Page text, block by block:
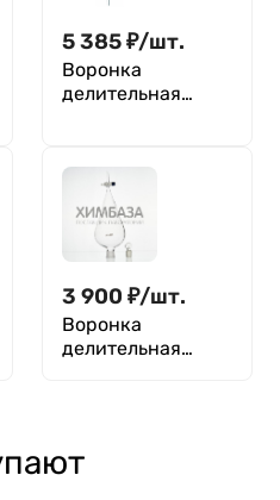
5 385₽/шт.
Воронка
делительная
стеклянный кран,
без делений
3 900 ₽/шт.
Воронка
делительная